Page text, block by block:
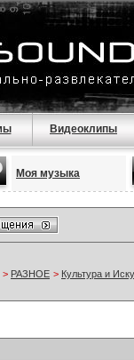
Видеоклипы
Моя музыка
> РАЗНОЕ > Культура и